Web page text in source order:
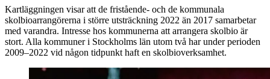
Kartläggningen visar att de fristående- och de kommunala
skolbioarrangörerna i större utsträckning 2022 än 2017 samarbetar
med varandra. Intresse hos kommunerna att arrangera skolbio är
stort. Alla kommuner i Stockholms län utom två har under perioden
2009–2022 vid någon tidpunkt haft en skolbioverksamhet.